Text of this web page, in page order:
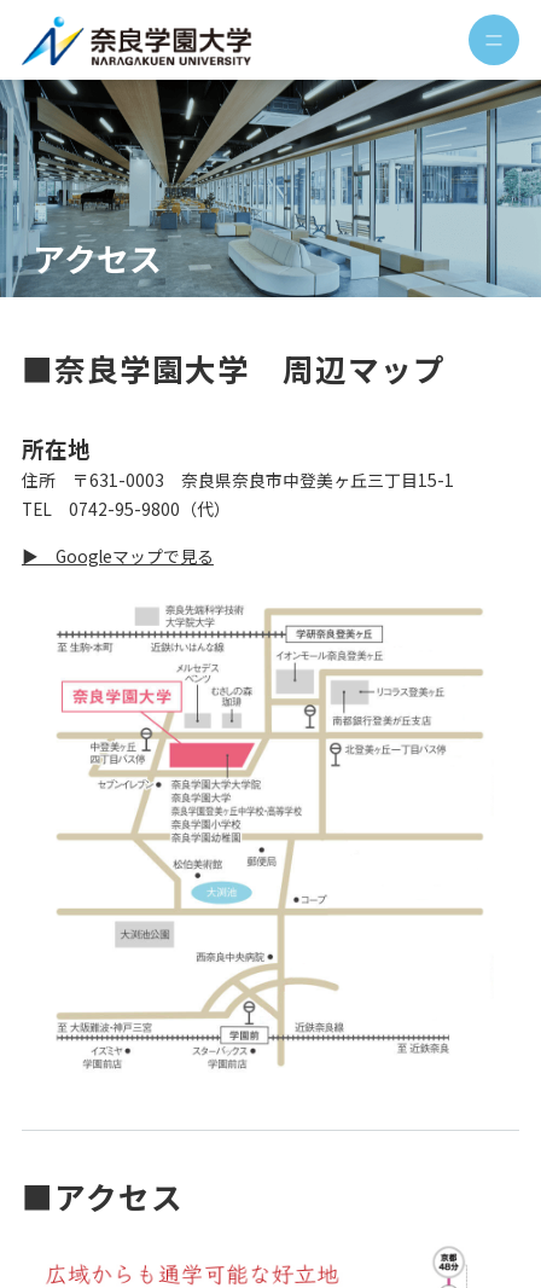
アクセス
■奈良学園大学 周辺マップ
所在地
住所 〒631-0003 奈良県奈良市中登美ヶ丘三丁目15-1
TEL 0742-95-9800（代）
▶ Googleマップで見る
■アクセス